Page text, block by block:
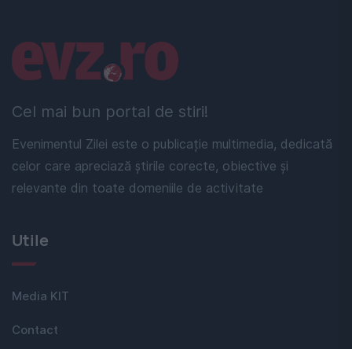
Cel mai bun portal de stiri!
Evenimentul Zilei este o publicație multimedia, dedicată
celor care apreciază știrile corecte, obiective și
relevante din toate domeniile de activitate
Linkuri utile
Utile
Media KIT
Contact